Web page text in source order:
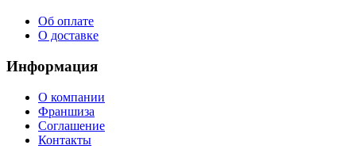
Об оплате
О доставке
Информация
О компании
Франшиза
Соглашение
Контакты